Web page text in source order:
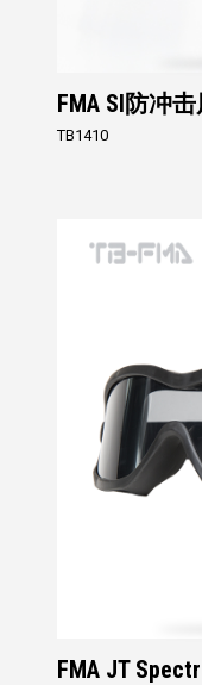
FMA SI防冲
TB1410
FMA JT